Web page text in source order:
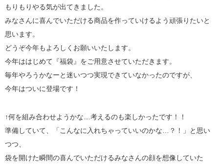
もりもりやる気が出てきました。
みなさんに喜んでいただける商品を作っていけるよう頑張りたいと
思います。
どうぞ今年もよろしくお願いいたします。
今年ははじめて『福袋』をご用意させていただきます。
毎年やろうかなーと迷いつつ実現できていなかったのですが、
今年はついに登場です！
↑何を組み合わせようかな…考えるのも楽しかったです！！
準備していて、「こんなに入れちゃっていいのかな…？！」と思い
つつ、
袋を開けた瞬間の喜んでいただけるみなさんの顔を想像していた